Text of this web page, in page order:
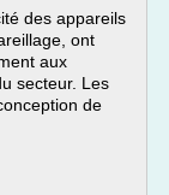
des appareils
ont
aux
secteur. Les
de